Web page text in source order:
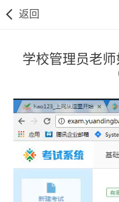
返回
学校管理员老